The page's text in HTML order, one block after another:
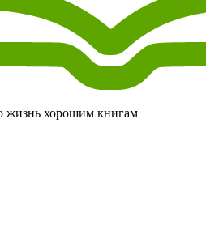
жизнь хорошим книгам